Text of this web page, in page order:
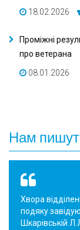
18.02.2026
Проміжні
про ветерана
08.01.2026
Нам
Хвора
подяку
Шкарівській